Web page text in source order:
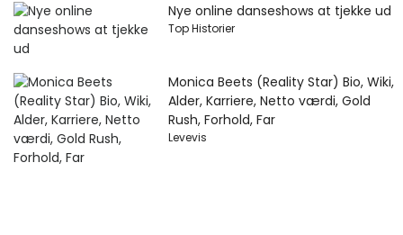
Nye online danseshows at tjekke ud
Top Historier
Monica Beets (Reality Star) Bio, Wiki,
Alder, Karriere, Netto værdi, Gold
Rush, Forhold, Far
Levevis